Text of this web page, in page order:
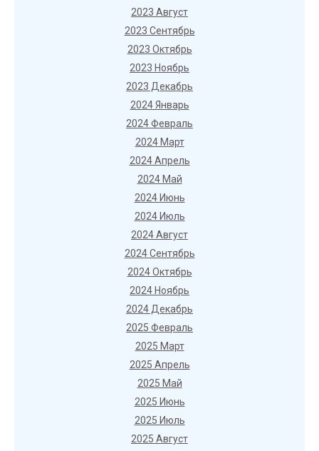
2023 Август
2023 Сентябрь
2023 Октябрь
2023 Ноябрь
2023 Декабрь
2024 Январь
2024 Февраль
2024 Март
2024 Апрель
2024 Май
2024 Июнь
2024 Июль
2024 Август
2024 Сентябрь
2024 Октябрь
2024 Ноябрь
2024 Декабрь
2025 Февраль
2025 Март
2025 Апрель
2025 Май
2025 Июнь
2025 Июль
2025 Август